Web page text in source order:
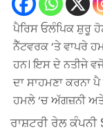
ਪੈਰਿਸ ਓਲੰਪਿਕ ਸ਼ੁਰੂ
ਨੈੱਟਵਰਕ ‘ਤੇ ਵਾਪਰੇ
ਹਨ। ਇਸ ਦੇ ਨਤੀਜੇ
ਦਾ ਸਾਹਮਣਾ ਕਰਨਾ
ਹਮਲੇ ‘ਚ ਅੱਗਜ਼ਨੀ
ਰਾਸ਼ਟਰੀ ਰੇਲ